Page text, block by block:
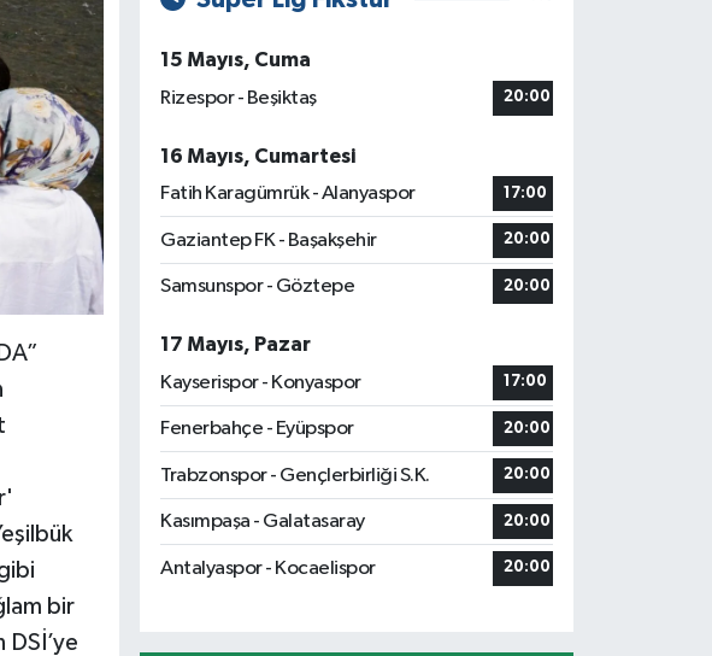
bir
15 Mayıs, Cuma
Rizespor - Beşiktaş
20:00
16 Mayıs, Cumartesi
Fatih Karagümrük - Alanyaspor
17:00
Gaziantep FK - Başakşehir 20:00
Samsunspor - Göztepe 20:00
17 Mayıs, Pazar
Kayserispor - Konyaspor
17:00
Fenerbahçe - Eyüpspor 20:00
Trabzonspor - Gençlerbirliği S.K. 20:00
Kasımpaşa - Galatasaray 20:00
Antalyaspor - Kocaelispor 20:00